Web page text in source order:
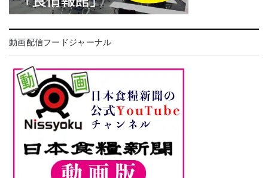
動画配信フードジャーナル